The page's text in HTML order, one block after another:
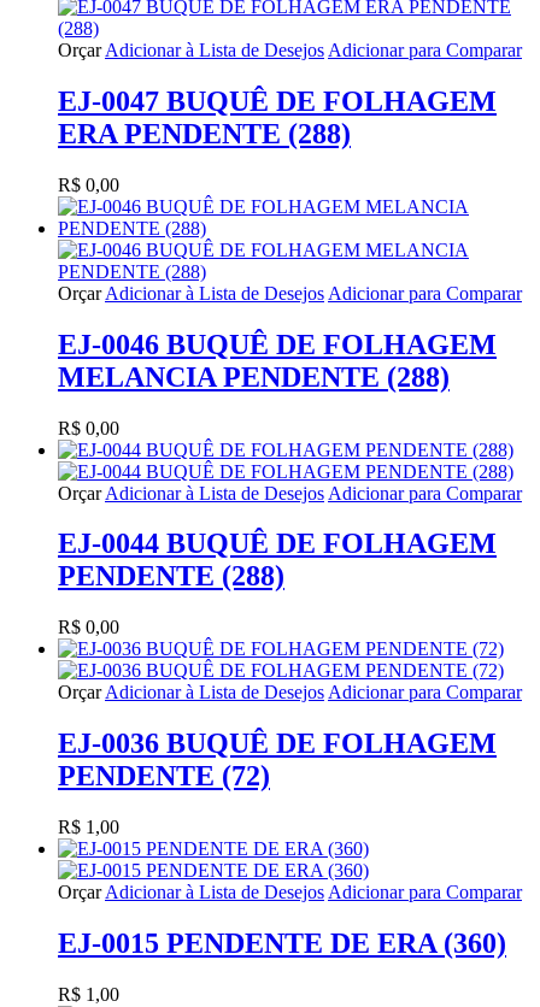
Orçar Adicionar à Lista de Desejos Adicionar para Comparar
EJ-0047 BUQUÊ DE FOLHAGEM
ERA PENDENTE (288)
R$ 0,00
Orçar Adicionar à Lista de Desejos Adicionar para Comparar
EJ-0046 BUQUÊ DE FOLHAGEM
MELANCIA PENDENTE (288)
R$ 0,00
Orçar Adicionar à Lista de Desejos Adicionar para Comparar
EJ-0044 BUQUÊ DE FOLHAGEM
PENDENTE (288)
R$ 0,00
Orçar Adicionar à Lista de Desejos Adicionar para Comparar
EJ-0036 BUQUÊ DE FOLHAGEM
PENDENTE (72)
R$ 1,00
Orçar Adicionar à Lista de Desejos Adicionar para Comparar
EJ-0015 PENDENTE DE ERA (360)
R$ 1,00